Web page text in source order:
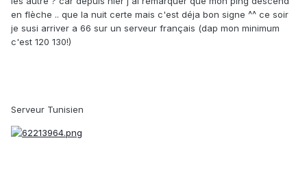
en flèche .. que la nuit certe mais c'est déja bon signe ^^ ce soir
je susi arriver a 66 sur un serveur français (dap mon minimum
c'est 120 130!)
Serveur Tunisien